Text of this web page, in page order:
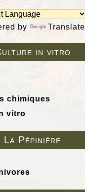
by Translate
in vitro
chimiques
vitro
La Pépinière